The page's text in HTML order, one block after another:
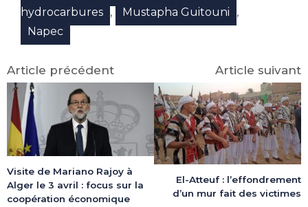
hydrocarbures , Mustapha Guitouni ,
Napec
Article précédent
Visite de Mariano Rajoy à
Alger le 3 avril : focus sur la
coopération économique
Article suivant
El-Atteuf : l’effondrement
d’un mur fait des victimes